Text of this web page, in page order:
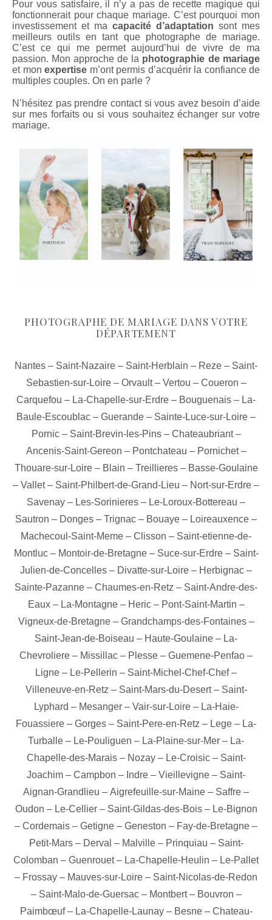
Pour vous satisfaire, il n’y a pas de recette magique qui
fonctionnerait pour chaque mariage. C’est pourquoi mon
investissement et ma capacité d’adaptation sont mes
meilleurs outils en tant que photographe de mariage.
C’est ce qui me permet aujourd’hui de vivre de ma
passion. Mon approche de la photographie de mariage
et mon expertise m’ont permis d’acquérir la confiance de
multiples couples. On en parle ?
N’hésitez pas prendre contact si vous avez besoin d’aide
sur mes forfaits ou si vous souhaitez échanger sur votre
mariage.
PHOTOGRAPHE DE MARIAGE DANS VOTRE
DÉPARTEMENT
Nantes – Saint-Nazaire – Saint-Herblain – Reze – Saint-
Sebastien-sur-Loire– Orvault– Vertou – Coueron –
Carquefou – La-Chapelle-sur-Erdre – Bouguenais – La-
Baule-Escoublac – Guerande – Sainte-Luce-sur-Loire –
Pornic– Saint-Brevin-les-Pins– Chateaubriant–
Ancenis-Saint-Gereon – Pontchateau – Pornichet–
Thouare-sur-Loire– Blain – Treillieres– Basse-Goulaine
– Vallet– Saint-Philbert-de-Grand-Lieu – Nort-sur-Erdre –
Savenay – Les-Sorinieres – Le-Loroux-Bottereau –
Sautron – Donges – Trignac – Bouaye – Loireauxence –
Machecoul-Saint-Meme – Clisson – Saint-etienne-de-
Montluc– Montoir-de-Bretagne– Suce-sur-Erdre– Saint-
Julien-de-Concelles – Divatte-sur-Loire – Herbignac –
Sainte-Pazanne – Chaumes-en-Retz – Saint-Andre-des-
Eaux– La-Montagne– Heric– Pont-Saint-Martin –
Vigneux-de-Bretagne– Grandchamps-des-Fontaines–
Saint-Jean-de-Boiseau – Haute-Goulaine – La-
Chevroliere – Missillac – Plesse – Guemene-Penfao –
Ligne – Le-Pellerin – Saint-Michel-Chef-Chef–
Villeneuve-en-Retz – Saint-Mars-du-Desert– Saint-
Lyphard – Mesanger– Vair-sur-Loire– La-Haie-
Fouassiere – Gorges – Saint-Pere-en-Retz – Lege – La-
Turballe – Le-Pouliguen – La-Plaine-sur-Mer – La-
Chapelle-des-Marais– Nozay– Le-Croisic– Saint-
Joachim – Campbon – Indre – Vieillevigne – Saint-
Aignan-Grandlieu – Aigrefeuille-sur-Maine – Saffre –
Oudon – Le-Cellier– Saint-Gildas-des-Bois– Le-Bignon
– Cordemais – Getigne – Geneston – Fay-de-Bretagne –
Petit-Mars– Derval – Malville– Prinquiau – Saint-
Colomban – Guenrouet– La-Chapelle-Heulin – Le-Pallet
– Frossay – Mauves-sur-Loire – Saint-Nicolas-de-Redon
– Saint-Malo-de-Guersac– Montbert– Bouvron –
Paimbœuf– La-Chapelle-Launay– Besne– Chateau-